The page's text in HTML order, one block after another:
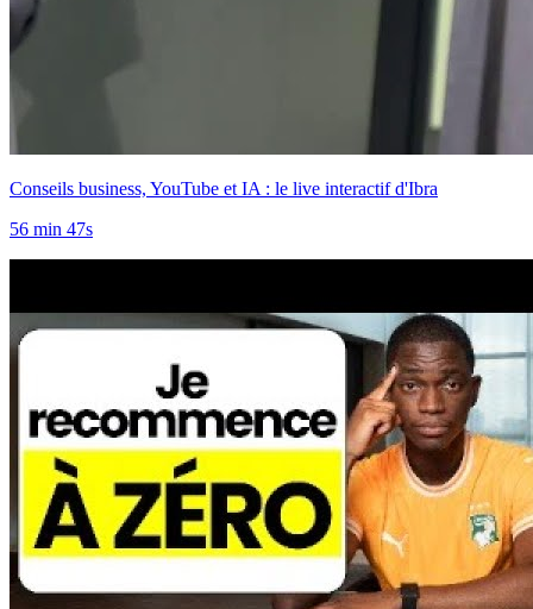
Conseils business, YouTube et IA : le live interactif d'Ibra
56 min 47s